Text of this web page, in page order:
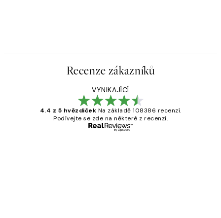
Recenze zákazníků
VYNIKAJÍCÍ
4.4 z 5 hvězdiček Na základě 108386 recenzí.
Podívejte se zde na některé z recenzí.